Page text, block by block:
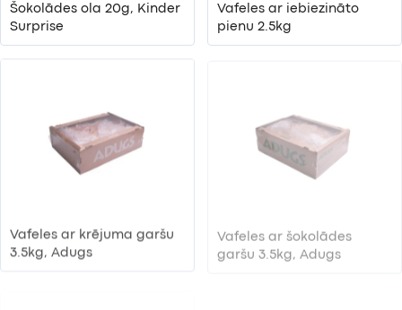
Šokolādes ola 20g, Kinder
Surprise
Vafeles ar iebiezināto
pienu 2.5kg
Vafeles ar krējuma garšu
3.5kg, Adugs
Vafeles ar šokolādes
garšu 3.5kg, Adugs